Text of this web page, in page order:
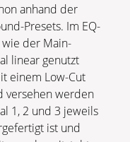
anhand der
Presets. Im EQ-
wie der Main-
linear genutzt
einem Low-Cut
versehen werden
1, 2 und 3 jeweils
ist und